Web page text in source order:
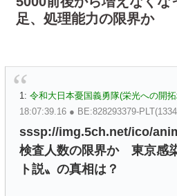
足、処理能力の限界か
1: 令和大日本憂国義勇隊(栄光への開
18:07:39.16 ● BE:828293379-
sssp://img.5ch.net/ico/
検査人数の限界か 東京感
ト説〟の真相は？